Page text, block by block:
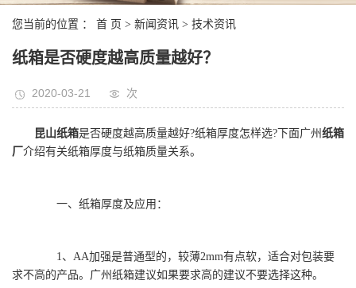
您当前的位置 ： 首 页 > 新闻资讯 > 技术资讯
纸箱是否硬度越高质量越好？
2020-03-21 次
昆山纸箱是否硬度越高质量越好?纸箱厚度怎样选?下面广州 纸箱
厂 介绍有关纸箱厚度与纸箱质量关系。
一、纸箱厚度及应用：
1、AA加强是普通型的，较薄2mm有点软，适合对包装要
求不高的产品。广州纸箱建议如果要求高的建议不要选择这种。